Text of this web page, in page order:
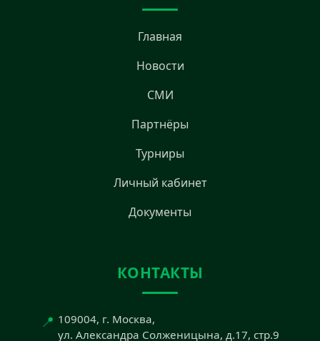
Главная
Новости
СМИ
Партнёры
Турниры
Личный кабинет
Документы
КОНТАКТЫ
📍 109004, г. Москва,
ул. Александра Солженицына, д.17, стр.9